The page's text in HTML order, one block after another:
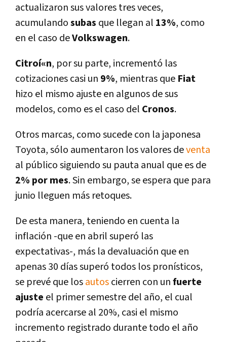
actualizaron sus valores tres veces,
acumulandosubas que llegan al 13%, como
en el caso deVolkswagen.
Citroí«n, por su parte, incrementó las
cotizaciones casi un 9%, mientras que Fiat
hizo el mismo ajuste en algunos de sus
modelos, como es el caso del Cronos.
Otros marcas, como sucede con la japonesa
Toyota, sólo aumentaron los valores deventa
al público siguiendo su pauta anual que es de
2% por mes. Sin embargo, se espera que para
junio lleguen más retoques.
De esta manera, teniendo en cuenta la
inflación -que en abril superó las
expectativas-, más la devaluación que en
apenas 30 dí­as superó todos los proní­sticos,
se prevé que losautoscierren con unfuerte
ajuste el primer semestre del año, el cual
podrí­a acercarse al 20%, casi el mismo
incremento registrado durante todo el año